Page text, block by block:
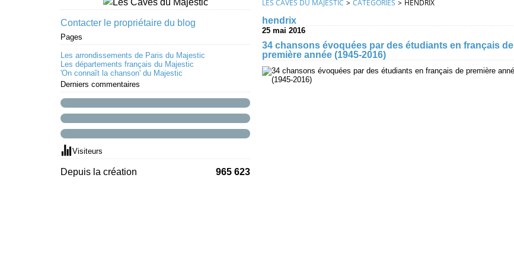
Contacter le propriétaire du blog
Pages
Les arrondissements de Paris du Majestic
Les départements français du Majestic
'On connaît la chanson' du Majestic
Derniers commentaires
Visiteurs
Depuis la création 965 623
LES CAVES DU MAJESTIC > CATEGORIES > HENDRIX
hendrix
25 mai 2016
34 chansons évoquées par des étudiants en français de
première année (1945-2016)